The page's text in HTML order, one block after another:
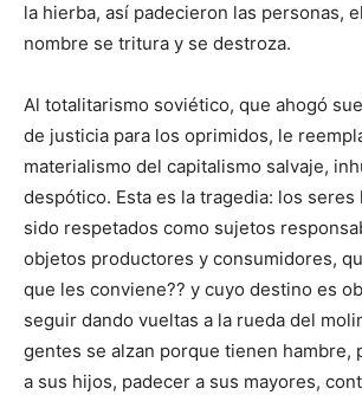
la hierba, así padecieron las personas,
nombre se tritura y se destroza.
Al totalitarismo soviético, que ahogó
de justicia para los oprimidos, le
materialismo del capitalismo salvaje,
despótico. Esta es la tragedia: los seres
sido respetados como sujetos
objetos productores y consumidores,
que les conviene?? y cuyo destino es
seguir dando vueltas a la rueda del
gentes se alzan porque tienen hambre,
a sus hijos, padecer a sus mayores,